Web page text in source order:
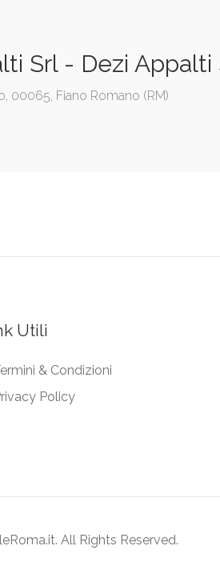
Srl - Dezi Appalti
00065, Fiano Romano (RM)
Utili
& Condizioni
Policy
All Rights Reserved.